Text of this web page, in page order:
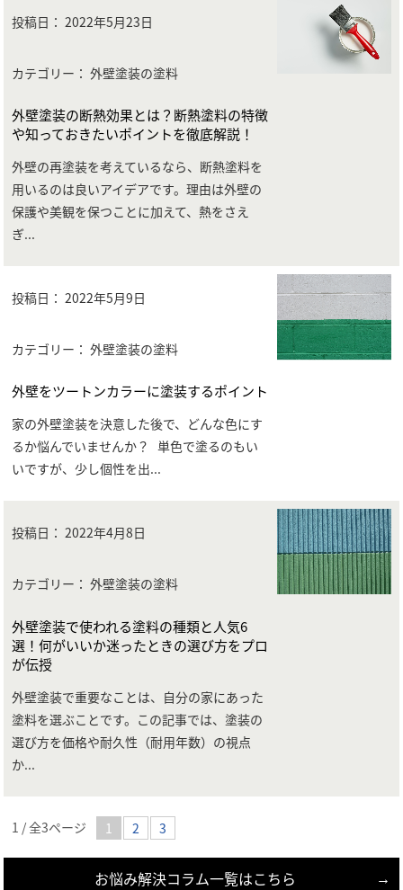
投稿日：2022年5月23日
カテゴリー： 外壁塗装の塗料
外壁塗装の断熱効果とは？断熱塗料の特徴
や知っておきたいポイントを徹底解説！
外壁の再塗装を考えているなら、断熱塗料を
用いるのは良いアイデアです。理由は外壁の
保護や美観を保つことに加えて、熱をさえ
ぎ...
投稿日：2022年5月9日
カテゴリー： 外壁塗装の塗料
外壁をツートンカラーに塗装するポイント
家の外壁塗装を決意した後で、どんな色にす
るか悩んでいませんか？ 単色で塗るのもい
いですが、少し個性を出...
投稿日：2022年4月8日
カテゴリー： 外壁塗装の塗料
外壁塗装で使われる塗料の種類と人気6
選！何がいいか迷ったときの選び方をプロ
が伝授
外壁塗装で重要なことは、自分の家にあった
塗料を選ぶことです。この記事では、塗装の
選び方を価格や耐久性（耐用年数）の視点
か...
1 / 全3ページ 1 2 3
お悩み解決コラム一覧はこちら